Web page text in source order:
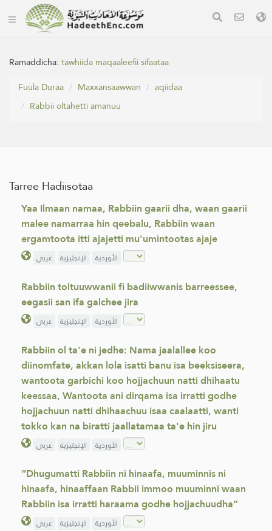
Ramaddicha:tawhiida maqaaleefii sifaataa
Fuula Duraa
Maxxansaawwan
aqiidaa
Rabbii oltahetti amanuu
Tarree Hadiisotaa
Yaa Ilmaan namaa, Rabbiin gaarii dha, waan gaarii
malee namarraa hin qeebalu, Rabbiin waan
ergamtoota itti ajajetti mu'umintootas ajaje
عربي الإنجليزية الأوردية
Rabbiin toltuuwwanii fi badiiwwanis barreessee,
eegasii san ifa galchee jira
عربي الإنجليزية الأوردية
Rabbiin ol ta'e ni jedhe: Nama jaalallee koo
diinomfate, akkan lola isatti banu isa beeksiseera,
wantoota garbichi koo hojjachuun natti dhihaatu
keessaa, Wantoota ani dirqama isa irratti godhe
hojjachuun natti dhihaachuu isaa caalaatti, wanti
tokko kan na biratti jaallatamaa ta'e hin jiru
عربي الإنجليزية الأوردية
“Dhugumatti Rabbiin ni hinaafa, muuminnis ni
hinaafa, hinaaffaan Rabbii immoo muuminni waan
Rabbiin isa irratti haraama godhe hojjachuudha”
عربي الإنجليزية الأوردية